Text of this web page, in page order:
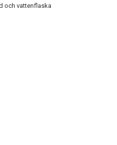
och vattenflaska